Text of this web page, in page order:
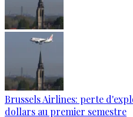
Brussels Airlines: perte
dollars au premier semestre